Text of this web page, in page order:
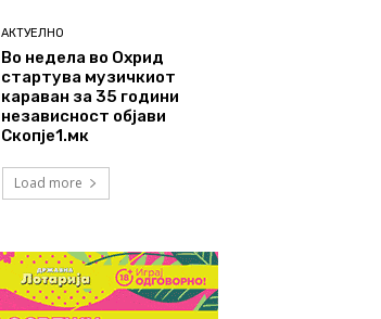
АКТУЕЛНО
Во недела во Охрид
стартува музичкиот
караван за 35 години
независност објави
Скопје1.мк
Load more